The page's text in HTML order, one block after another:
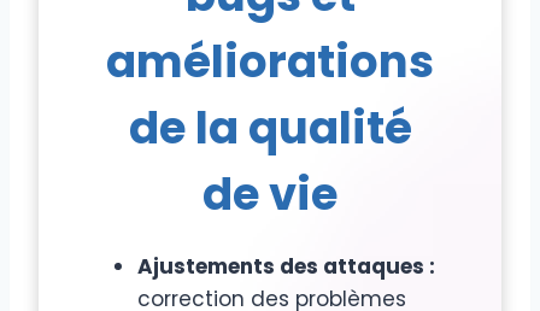
améliorations
de la qualité
de vie
Ajustements des attaques :
correction des problèmes